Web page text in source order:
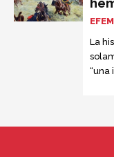
La
“una